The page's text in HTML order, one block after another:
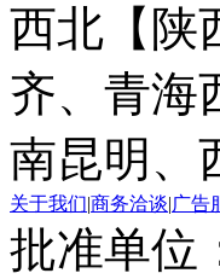
西北【陕
齐、青海
南昆明、
关于我们|商务洽谈|广告
批准单位